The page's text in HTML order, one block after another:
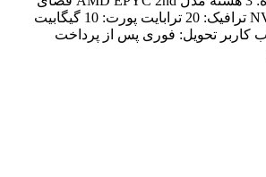
هارد: 80 گیگابایت NVMe ترافیک: 20 ترابایت پورت: 10 گیگابیت
کاربر تحویل: فوری پس از پرداخت